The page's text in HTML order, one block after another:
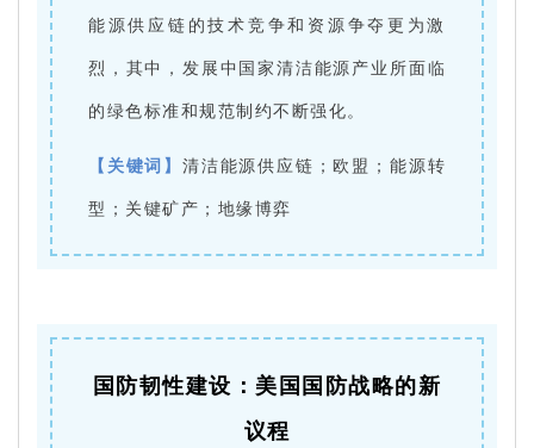
能源供应链的技术竞争和资源争夺更为激
烈，其中，发展中国家清洁能源产业所面临
的绿色标准和规范制约不断强化。
【关键词】清洁能源供应链；欧盟；能源转
型；关键矿产；地缘博弈
国防韧性建设：美国国防战略的新
议程